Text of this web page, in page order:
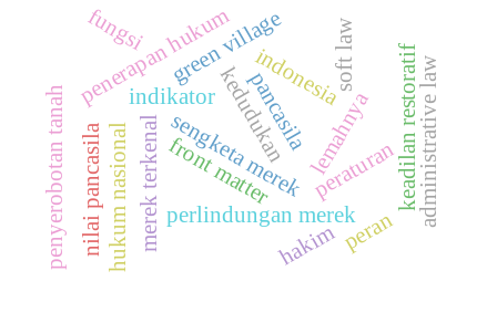
merek terkenal perlindungan merek
sengketa merek
kedudukan
pancasila
peraturan
indikator lemahnya
indonesia
penerapan hukum keadilan restoratif
penyerobotan tanah
green village
front matter
peran
hakim
administrative law
soft law
hukum nasional
fungsi
nilai pancasila